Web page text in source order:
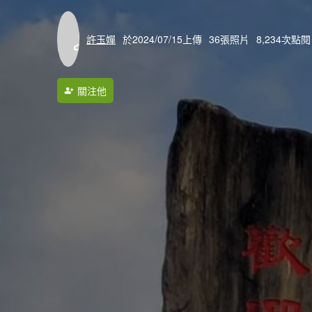
許玉嬋 於2024/07/15上傳 36張照片 8,234次點閱
關注他